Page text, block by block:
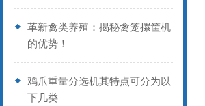
革新禽类养殖：揭秘禽笼摞筐机
的优势！
鸡爪重量分选机其特点可分为以
下几类